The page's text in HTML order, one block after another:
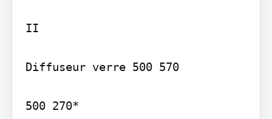
II
Diffuseur verre 500 570
500 270*